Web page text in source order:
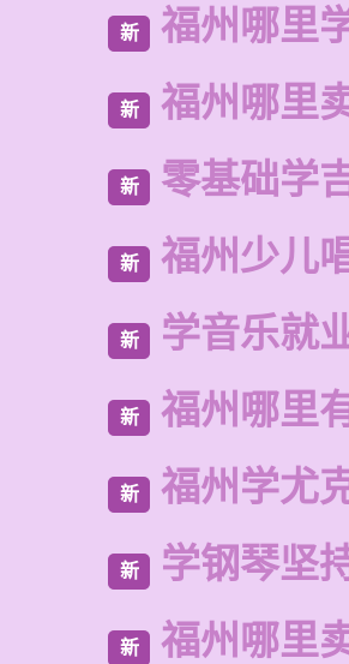
新 福州哪里
新 福州哪里
新 零基础学
新 福州少儿
新 学音乐就
新 福州哪里
新 福州学尤
新 学钢琴坚
新 福州哪里